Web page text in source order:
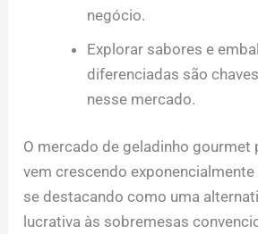
negócio.
Explorar sabores e
diferenciadas são
nesse mercado.
O mercado de geladinho gourmet
vem crescendo
se destacando como uma
lucrativa às sobremesas